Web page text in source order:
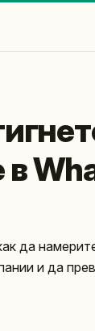
да
и да